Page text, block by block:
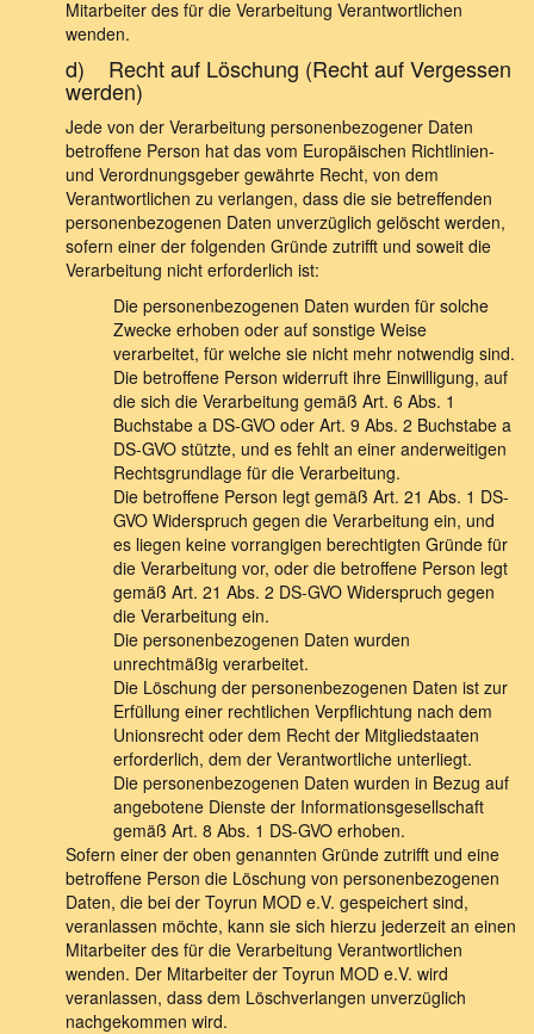
Mitarbeiter des für die Verarbeitung Verantwortlichen
wenden.
d) Recht auf Löschung (Recht auf Vergessen
werden)
Jede von der Verarbeitung personenbezogener Daten
betroffene Person hat das vom Europäischen Richtlinien-
und Verordnungsgeber gewährte Recht, von dem
Verantwortlichen zu verlangen, dass die sie betreffenden
personenbezogenen Daten unverzüglich gelöscht werden,
sofern einer der folgenden Gründe zutrifft und soweit die
Verarbeitung nicht erforderlich ist:
Die personenbezogenen Daten wurden für solche
Zwecke erhoben oder auf sonstige Weise
verarbeitet, für welche sie nicht mehr notwendig sind.
Die betroffene Person widerruft ihre Einwilligung, auf
die sich die Verarbeitung gemäß Art. 6 Abs. 1
Buchstabe a DS-GVO oder Art. 9 Abs. 2 Buchstabe a
DS-GVO stützte, und es fehlt an einer anderweitigen
Rechtsgrundlage für die Verarbeitung.
Die betroffene Person legt gemäß Art. 21 Abs. 1 DS-
GVO Widerspruch gegen die Verarbeitung ein, und
es liegen keine vorrangigen berechtigten Gründe für
die Verarbeitung vor, oder die betroffene Person legt
gemäß Art. 21 Abs. 2 DS-GVO Widerspruch gegen
die Verarbeitung ein.
Die personenbezogenen Daten wurden
unrechtmäßig verarbeitet.
Die Löschung der personenbezogenen Daten ist zur
Erfüllung einer rechtlichen Verpflichtung nach dem
Unionsrecht oder dem Recht der Mitgliedstaaten
erforderlich, dem der Verantwortliche unterliegt.
Die personenbezogenen Daten wurden in Bezug auf
angebotene Dienste der Informationsgesellschaft
gemäß Art. 8 Abs. 1 DS-GVO erhoben.
Sofern einer der oben genannten Gründe zutrifft und eine
betroffene Person die Löschung von personenbezogenen
Daten, die bei der Toyrun MOD e.V. gespeichert sind,
veranlassen möchte, kann sie sich hierzu jederzeit an einen
Mitarbeiter des für die Verarbeitung Verantwortlichen
wenden. Der Mitarbeiter der Toyrun MOD e.V. wird
veranlassen, dass dem Löschverlangen unverzüglich
nachgekommen wird.